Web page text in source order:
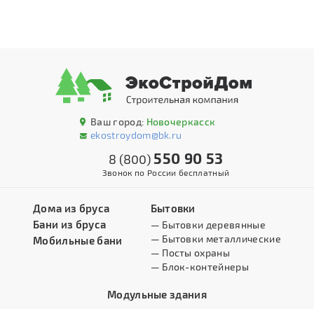
Ваш город: Новочеркасск
ekostroydom@bk.ru
8 (800) 550 90 53
Звонок по России бесплатный
Дома из бруса
Бани из бруса
Мобильные бани
Бытовки
— Бытовки деревянные
— Бытовки металлические
— Посты охраны
— Блок-контейнеры
Модульные здания